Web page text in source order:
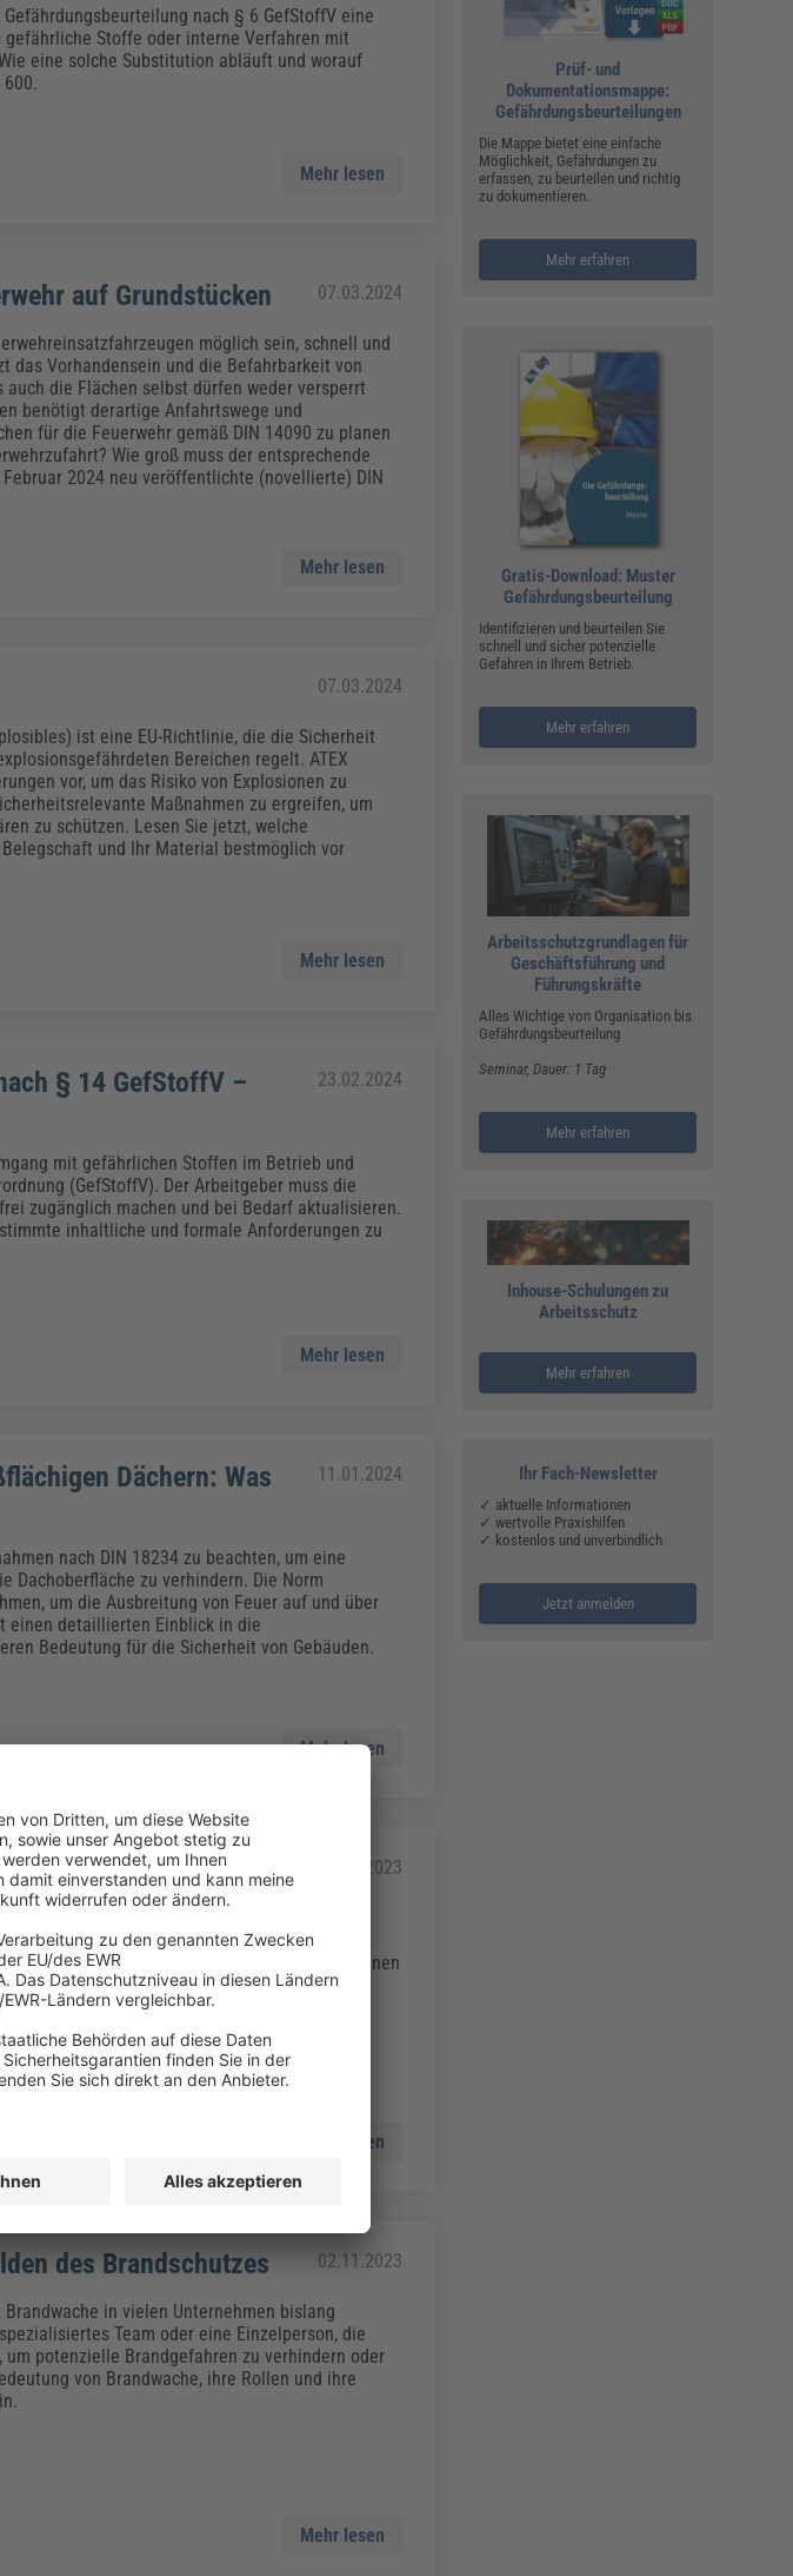
Vergaberecht
HERKERT)
Personalmanagement
Fachpublikationen & Arbeitshilfen
Weiterbildungen (AKADEMIE HERKERT)
nach § 6 GefStoffV eine
Stoffe oder interne Verfahren mit
eine solche Substitution abläuft und worauf
Mehr lesen
auf Grundstücken 07.03.2024
möglich sein, schnell und
das Vorhandensein und die Befahrbarkeit von
die Flächen selbst dürfen weder versperrt
benötigt derartige Anfahrtswege und
für die Feuerwehr gemäß DIN 14090 zu planen
Wie groß muss der entsprechende
2024 neu veröffentlichte (novellierte) DIN
Mehr lesen
07.03.2024
ist eine EU-Richtlinie, die die Sicherheit
Bereichen regelt. ATEX
vor, um das Risiko von Explosionen zu
Maßnahmen zu ergreifen, um
zu schützen. Lesen Sie jetzt, welche
und Ihr Material bestmöglich vor
Mehr lesen
§ 14 GefStoffV –
23.02.2024
mit gefährlichen Stoffen im Betrieb und
(GefStoffV). Der Arbeitgeber muss die
zugänglich machen und bei Bedarf aktualisieren.
inhaltliche und formale Anforderungen zu
Mehr lesen
Dächern: Was
11.01.2024
nach DIN 18234 zu beachten, um eine
Dachoberfläche zu verhindern. Die Norm
um die Ausbreitung von Feuer auf und über
einen detaillierten Einblick in die
Bedeutung für die Sicherheit von Gebäuden.
Mehr lesen
gibt es 22.12.2023
– überall dort, wo
Explosionsrisiken zu finden. Im Sinne des
Bereiche kennzeichnen. Nur so können
Mehr lesen
des Brandschutzes 02.11.2023
in vielen Unternehmen bislang
Team oder eine Einzelperson, die
potenzielle Brandgefahren zu verhindern oder
von Brandwache, ihre Rollen und ihre
Mehr lesen
Prüf- und
Dokumentationsmappe:
Gefährdungsbeurteilungen
Die Mappe bietet eine einfache
Möglichkeit, Gefährdungen zu
erfassen, zu beurteilen und richtig
zu dokumentieren.
Mehr erfahren
Gratis-Download: Muster
Gefährdungsbeurteilung
Identifizieren und beurteilen Sie
schnell und sicher potenzielle
Gefahren in Ihrem Betrieb.
Mehr erfahren
Arbeitsschutzgrundlagen für
Geschäftsführung und
Führungskräfte
Alles Wichtige von Organisation bis
Gefährdungsbeurteilung
Seminar, Dauer: 1 Tag
Mehr erfahren
Inhouse-Schulungen zu
Arbeitsschutz
Mehr erfahren
Ihr Fach-Newsletter
✓ aktuelle Informationen
✓ wertvolle Praxishilfen
✓ kostenlos und unverbindlich
Jetzt anmelden